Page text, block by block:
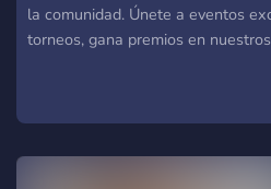
la comunidad. Únete a eventos
torneos, gana premios en
moderación activa, canales
mejores servidores. ¡No te lo